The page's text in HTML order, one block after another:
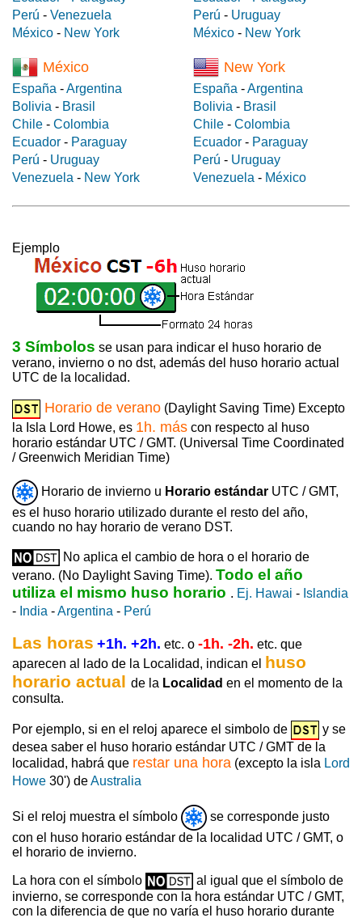
Perú - Venezuela
México - New York
Perú - Uruguay
México - New York
México
España -Argentina
Bolivia - Brasil
Chile - Colombia
Ecuador - Paraguay
Perú - Uruguay
Venezuela - New York
New York
España -Argentina
Bolivia - Brasil
Chile - Colombia
Ecuador - Paraguay
Perú - Uruguay
Venezuela - México
Ejemplo
3 Símbolos se usan para indicar el huso horario de
verano, invierno o no dst, además del huso horario actual
UTC de la localidad.
Horario de verano (Daylight Saving Time) Excepto
la Isla Lord Howe, es 1h. más con respecto al huso
horario estándar UTC / GMT. (Universal Time Coordinated
/ Greenwich Meridian Time)
Horario de invierno u Horario estándar UTC / GMT,
es el huso horario utilizado durante el resto del año,
cuando no hay horario de verano DST.
No aplica el cambio de hora o el horario de
verano. (No Daylight Saving Time). Todo el año
utiliza el mismo huso horario . Ej. Hawai - Islandia
- India -Argentina - Perú
Las horas +1h. +2h. etc. o -1h. -2h. etc. que
aparecen al lado de la Localidad, indican el huso
horario actual de la Localidad en el momento de la
consulta.
Por ejemplo, si en el reloj aparece el simbolo de
y se
desea saber el huso horario estándar UTC / GMT de la
localidad, habrá que restar una hora (excepto la isla Lord
Howe 30') deAustralia
Si el reloj muestra el símbolo
se corresponde justo
con el huso horario estándar de la localidad UTC / GMT, o
el horario de invierno.
La hora con el símbolo
al igual que el símbolo de
invierno, se corresponde con la hora estándar UTC / GMT,
con la diferencia de que no varía el huso horario durante